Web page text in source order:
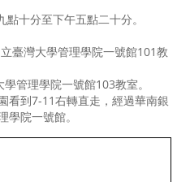
十分至下午五點二十分。
臺灣大學管理學院一號館101教
管理學院一號館103教室。
看到7-11右轉直走，經過華南銀
學院一號館。